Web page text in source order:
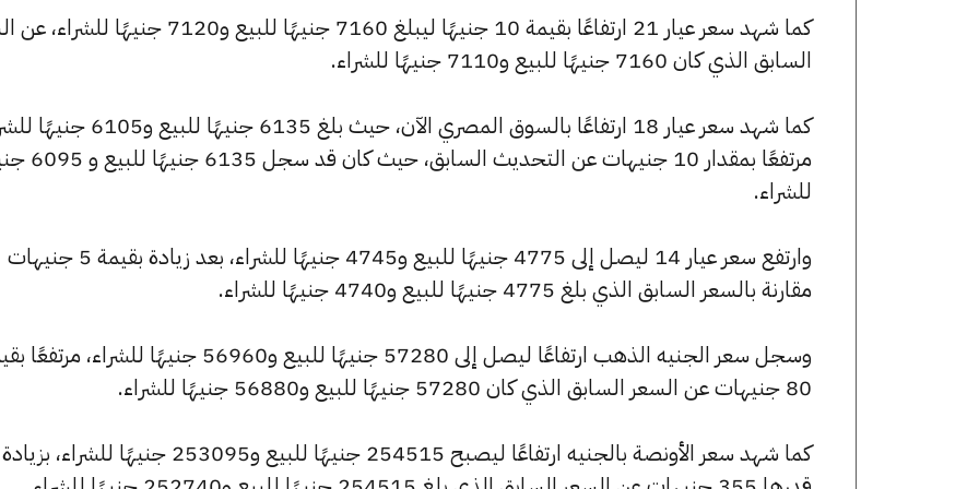
كما شهد سعر عيار 21 ارتفاعًا بقيمة 10 جنيهًا ليبلغ 7160 جنيهًا للبيع و7120
السابق الذي كان 7160 جنيهًا للبيع و7110 جنيهًا للشراء.
كما شهد سعر عيار 18 ارتفاعًا بالسوق المصري الآن، حيث بلغ 6135 جنيهًا
مرتفعًا بمقدار 10 جنيهات عن التحديث
للشراء.
وارتفع سعر عيار 14 ليصل إلى 4775 جنيهًا للبيع و4745 جنيهًا للشراء، بعد زيادة بقيمة 5 جنيهات
مقارنة بالسعر السابق الذي بلغ 4775 جنيهًا للبيع و4740 جنيهًا للشراء.
وسجل سعر الجنيه الذهب ارتفاعًا ليصل إلى 57280 جنيهًا للبيع و56960 جنيهًا للشراء،
80 جنيهات عن السعر السابق الذي كان 57280 جنيهًا للبيع و56880 جنيهًا للشراء.
كما شهد سعر الأونصة بالجنيه ارتفاعًا ليصبح 254515 جنيهًا للبيع و253095 جنيهًا للشراء، بزيادة